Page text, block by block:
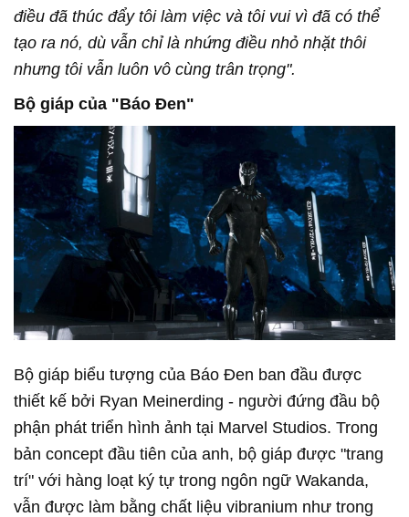
điều đã thúc đẩy tôi làm việc và tôi vui vì đã có thể
tạo ra nó, dù vẫn chỉ là nhứng điều nhỏ nhặt thôi
nhưng tôi vẫn luôn vô cùng trân trọng".
Bộ giáp của "Báo Đen"
Bộ giáp biểu tượng của Báo Đen ban đầu được
thiết kế bởi Ryan Meinerding - người đứng đầu bộ
phận phát triển hình ảnh tại Marvel Studios. Trong
bản concept đầu tiên của anh, bộ giáp được "trang
trí" với hàng loạt ký tự trong ngôn ngữ Wakanda,
vẫn được làm bằng chất liệu vibranium như trong